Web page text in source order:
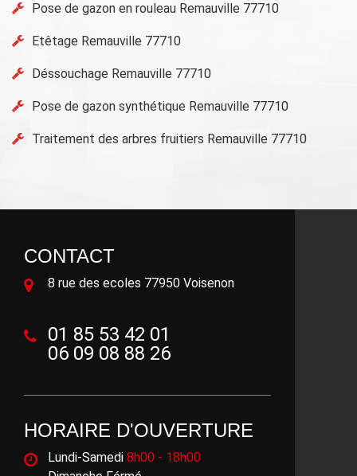
Pose de gazon en rouleau Remauville 77710
Etêtage Remauville 77710
Déssouchage Remauville 77710
Pose de gazon synthétique Remauville 77710
Traitement des arbres fruitiers Remauville 77710
CONTACT
8 rue des ecoles 77950 Voisenon
01 85 53 42 01
06 09 08 88 26
HORAIRE D'OUVERTURE
Lundi-Samedi 8h00 - 18h00